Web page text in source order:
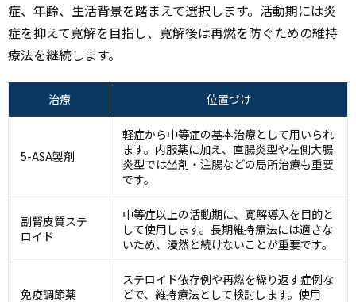
症、年齢、生活背景を踏まえて選択します。活動期には炎
症を抑えて寛解を目指し、寛解後は再燃を防ぐための維持
療法を継続します。
治療 位置づけ
5-ASA製剤
軽症から中等症の基本治療として用いられ
ます。内服薬に加え、直腸炎型や左側大腸
炎型では坐剤・注腸などの局所治療も重要
です。
副腎皮質ステ
ロイド
中等症以上の活動期に、寛解導入を目的と
して使用します。長期維持療法には適さな
いため、漫然と続けないことが重要です。
免疫調節薬
ステロイド依存例や再燃を繰り返す症例な
どで、維持療法として検討します。使用